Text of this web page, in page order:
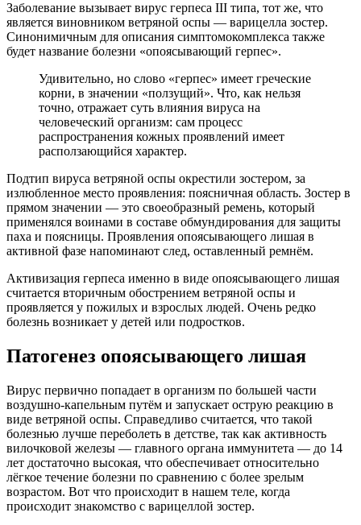
Заболевание вызывает вирус герпеса III типа, тот же, что
является виновником ветряной оспы — варицелла зостер.
Синонимичным для описания симптомокомплекса также
будет название болезни «опоясывающий герпес».
Удивительно, но слово «герпес» имеет греческие
корни, в значении «ползущий». Что, как нельзя
точно, отражает суть влияния вируса на
человеческий организм: сам процесс
распространения кожных проявлений имеет
расползающийся характер.
Подтип вируса ветряной оспы окрестили зостером, за
излюбленное место проявления: поясничная область. Зостер в
прямом значении — это своеобразный ремень, который
применялся воинами в составе обмундирования для защиты
паха и поясницы. Проявления опоясывающего лишая в
активной фазе напоминают след, оставленный ремнём.
Активизация герпеса именно в виде опоясывающего лишая
считается вторичным обострением ветряной оспы и
проявляется у пожилых и взрослых людей. Очень редко
болезнь возникает у детей или подростков.
Патогенез опоясывающего лишая
Вирус первично попадает в организм по большей части
воздушно-капельным путём и запускает острую реакцию в
виде ветряной оспы. Справедливо считается, что такой
болезнью лучше переболеть в детстве, так как активность
вилочковой железы — главного органа иммунитета — до 14
лет достаточно высокая, что обеспечивает относительно
лёгкое течение болезни по сравнению с более зрелым
возрастом. Вот что происходит в нашем теле, когда
происходит знакомство с варицеллой зостер.